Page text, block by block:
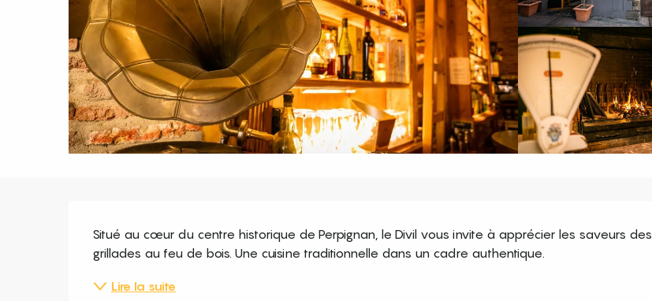
Description
Situé au cœur du centre historique de Perpignan, le Divil vous invite à apprécier les saveurs des
grillades au feu de bois. Une cuisine traditionnelle dans un cadre authentique.
Lire la suite